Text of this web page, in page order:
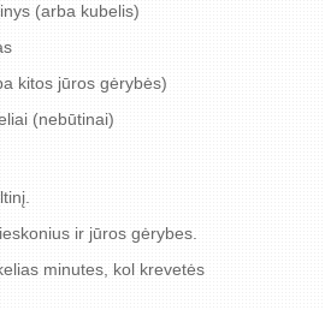
(arba kubelis)
kitos jūros gėrybės)
(nebūtinai)
ir jūros gėrybes.
minutes, kol krevetės